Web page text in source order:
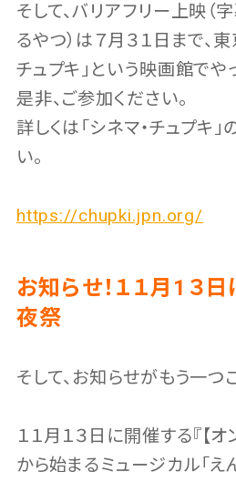
そして、バリアフリー上映（
るやつ）は７月３１日まで、東
チュプキ」という映画館でや
是非、ご参加ください。
詳しくは「シネマ・チュプキ
い。
https://chupki.jpn.org/
お知らせ！１１月1３
夜祭
そして、お知らせがもう一つ
１１月１３日に開催する『【
から始まるミュージカル「え